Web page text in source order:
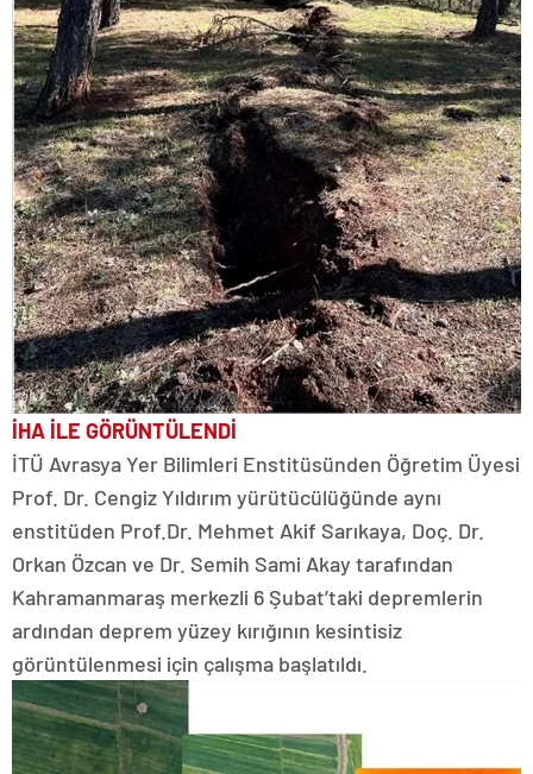
İHA İLE GÖRÜNTÜLENDİ
İTÜ Avrasya Yer Bilimleri Enstitüsünden Öğretim Üyesi
Prof. Dr. Cengiz Yıldırım yürütücülüğünde aynı
enstitüden Prof.Dr. Mehmet Akif Sarıkaya, Doç. Dr.
Orkan Özcan ve Dr. Semih Sami Akay tarafından
Kahramanmaraş merkezli 6 Şubat’taki depremlerin
ardından deprem yüzey kırığının kesintisiz
görüntülenmesi için çalışma başlatıldı.